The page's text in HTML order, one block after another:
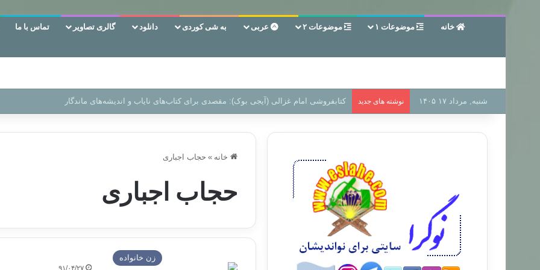
خانه موضوعات ۱ موضوعات ۲ عربی به شی کوردی دانلود گالری تصاویر تماس با ما
شنبه, مرداد ۱۷ ۱۴۰۵ نوشته های جدید سر دفتر فساد در زمین‌، دوری وکناره‌گیری از راه خداست‌!
خانه » حجاب اجباری
حجاب اجباری
زن خانواده
۹۱/۰۴/۲۷